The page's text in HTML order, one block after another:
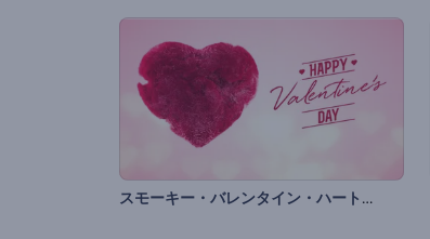
スモーキー・バレンタイン・ハートのイントロ動画